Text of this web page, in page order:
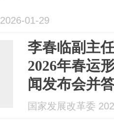
01-29
李春临副主
2026年春运
闻发布会并
国家发展改革委